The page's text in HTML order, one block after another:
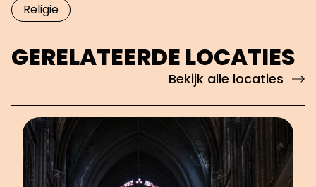
Religie
GERELATEERDE LOCATIES
Bekijk alle locaties